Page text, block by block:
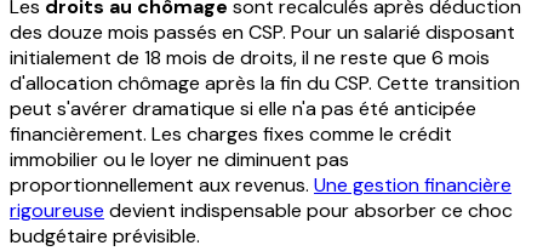
Les droits au chômage sont recalculés après déduction
des douze mois passés en CSP. Pour un salarié disposant
initialement de 18 mois de droits, il ne reste que 6 mois
d'allocation chômage après la fin du CSP. Cette transition
peut s'avérer dramatique si elle n'a pas été anticipée
financièrement. Les charges fixes comme le crédit
immobilier ou le loyer ne diminuent pas
proportionnellement aux revenus. Une gestion financière
rigoureuse devient indispensable pour absorber ce choc
budgétaire prévisible.